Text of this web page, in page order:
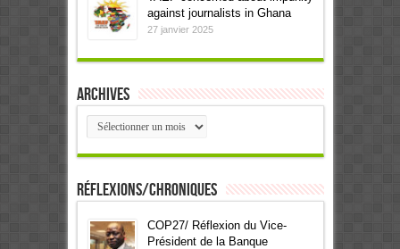
against journalists in Ghana
27 janvier 2025
Archives
Archives
Réflexions/Chroniques
COP27/ Réflexion du Vice-
Président de la Banque